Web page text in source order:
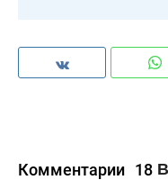
Комментарии 18